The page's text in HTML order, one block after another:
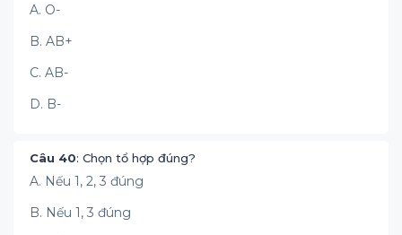
A. O-
B. AB+
C. AB-
D. B-
Câu 40: Chọn tổ hợp đúng?
A. Nếu 1, 2, 3 đúng
B. Nếu 1, 3 đúng